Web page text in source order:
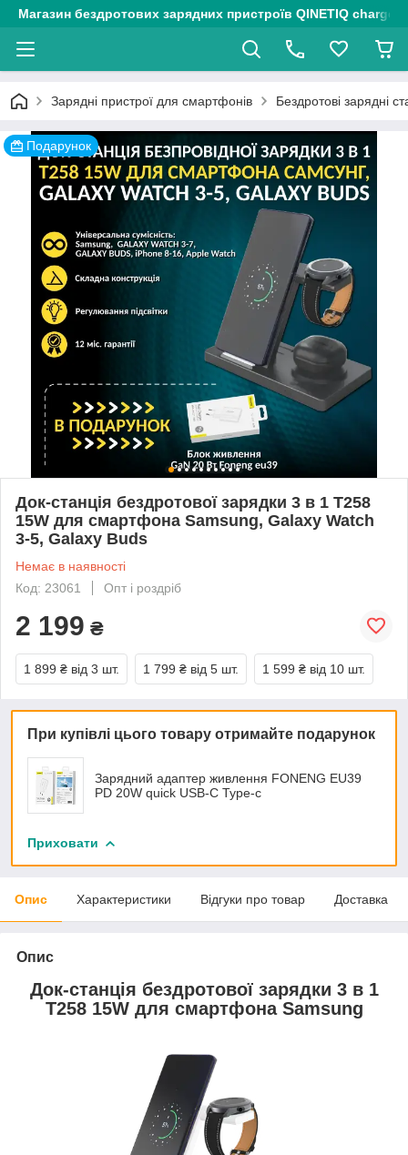
Магазин бездротових зарядних пристроїв QINETIQ chargers
Зарядні пристрої для смартфонів Бездротові зарядні
Подарунок
Док-станція бездротової зарядки 3 в 1 Т258
15W для смартфона Samsung, Galaxy Watch
3-5, Galaxy Buds
Немає в наявності
Код: 23061
Опт і роздріб
2 199 ₴
1 899 ₴ від 3 шт. 1 799 ₴ від 5 шт. 1 599 ₴ від 10 шт.
При купівлі цього товару отримайте подарунок
Зарядний адаптер живлення FONENG EU39
PD 20W quick USB-C Type-c
Приховати
Опис Характеристики Відгуки про товар Доставка
Опис
Док-станція бездротової зарядки 3 в 1
Т258 15W для смартфона Samsung